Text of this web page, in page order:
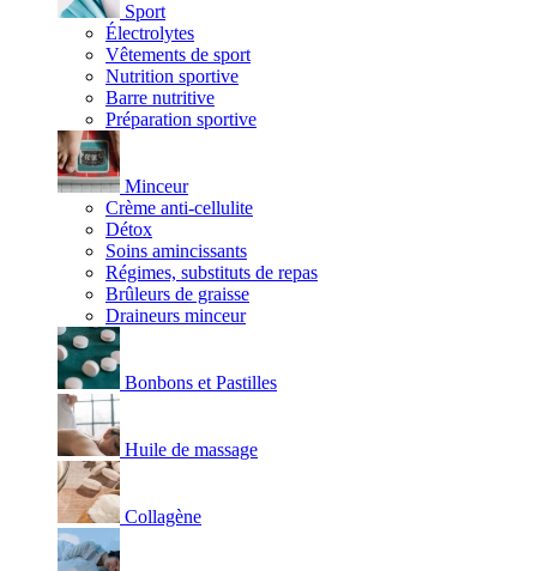
Sport
Électrolytes
Vêtements de sport
Nutrition sportive
Barre nutritive
Préparation sportive
Minceur
Crème anti-cellulite
Détox
Soins amincissants
Régimes, substituts de repas
Brûleurs de graisse
Draineurs minceur
Bonbons et Pastilles
Huile de massage
Collagène